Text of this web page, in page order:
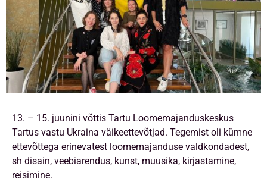
13. – 15. juunini võttis Tartu Loomemajanduskeskus
Tartus vastu Ukraina väikeettevõtjad. Tegemist oli kümne
ettevõttega erinevatest loomemajanduse valdkondadest,
sh disain, veebiarendus, kunst, muusika, kirjastamine,
reisimine.